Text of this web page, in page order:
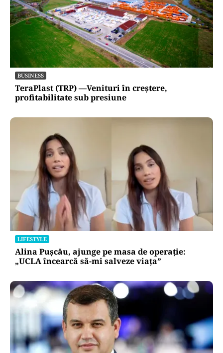
BUSINESS
TeraPlast (TRP) —Venituri în creștere,
profitabilitate sub presiune
LIFESTYLE
Alina Pușcău, ajunge pe masa de operație:
„UCLA încearcă să-mi salveze viața”